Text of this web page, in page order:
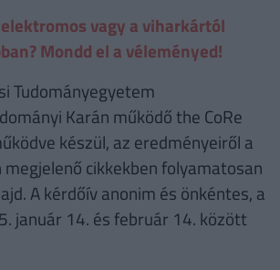
vagy a viharkártól
Mondd el a véleményed!
Tudományegyetem
Karán működő the CoRe
készül, az eredményeiről a
cikkekben folyamatosan
A kérdőív anonim és önkéntes, a
január 14. és február 14. között